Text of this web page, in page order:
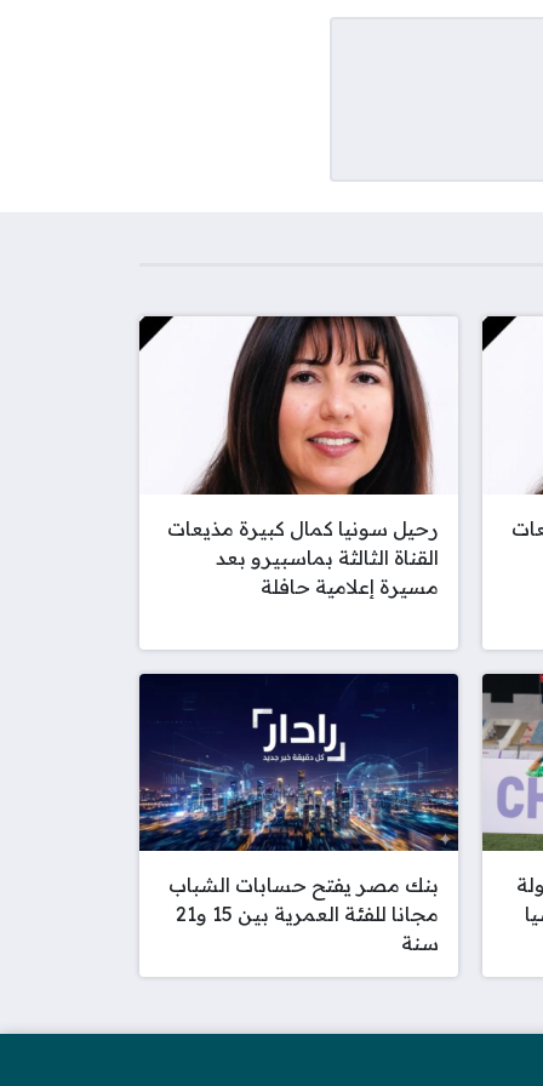
رحيل سونيا كمال كبيرة مذيعات
القناة الثالثة بماسبيرو بعد
مسيرة إعلامية حافلة
بنك مصر يفتح حسابات الشباب
مجانا للفئة العمرية بين 15 و21
سنة